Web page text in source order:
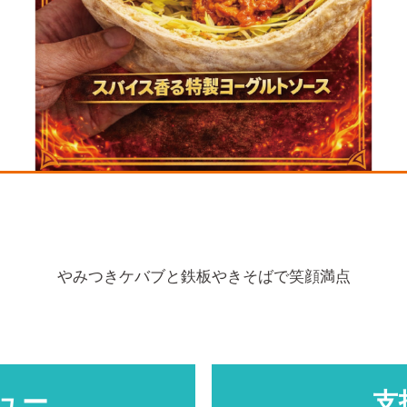
やみつきケバブと鉄板やきそばで笑顔満点